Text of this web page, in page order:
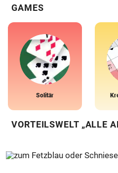
GAMES
Solitär
VORTEILSWELT „ALLE